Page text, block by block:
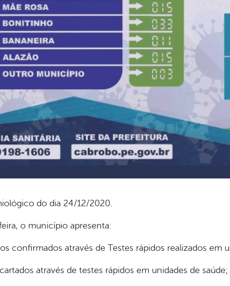
do dia 24/12/2020.
o município apresenta:
confirmados através de Testes rápidos realizados em
através de testes rápidos em unidades de saúde;